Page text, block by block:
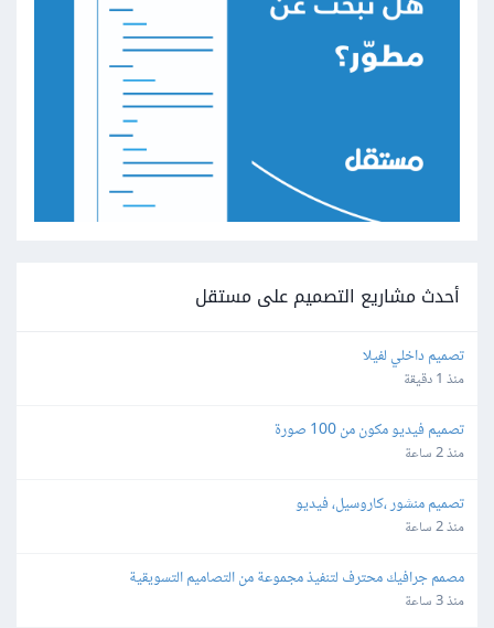
أحدث مشاريع التصميم على مستقل
تصميم داخلي لفيلا
منذ 1 دقيقة
تصميم فيديو مكون من 100 صورة
منذ 2 ساعة
تصميم منشور ،كاروسيل، فيديو
منذ 2 ساعة
مصمم جرافيك محترف لتنفيذ مجموعة من التصاميم التسويقية
منذ 3 ساعة